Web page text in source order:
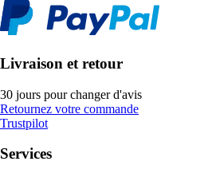
Livraison et retour
30 jours pour changer d'avis
Retournez votre commande
Trustpilot
Services